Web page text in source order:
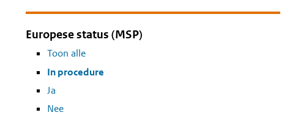
Europese status (MSP)
Toon alle
In procedure
Ja
Nee